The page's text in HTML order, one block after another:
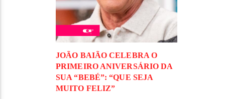
JOÃO BAIÃO CELEBRA O
PRIMEIRO ANIVERSÁRIO DA
SUA “BEBÉ”: “QUE SEJA
MUITO FELIZ”